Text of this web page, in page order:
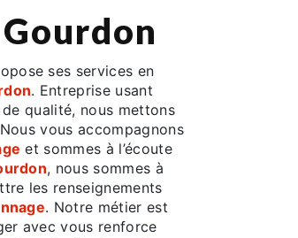
ses services en
. Entreprise usant
de qualité, nous mettons
vous accompagnons
et sommes à l’écoute
, nous sommes à
les renseignements
. Notre métier est
avec vous renforce